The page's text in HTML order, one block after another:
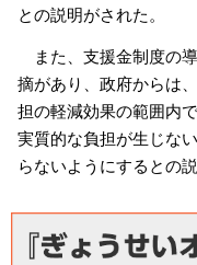
との説明がされた。
また、支援金制度の
摘があり、政府からは
担の軽減効果の範囲内
実質的な負担が生じな
らないようにするとの